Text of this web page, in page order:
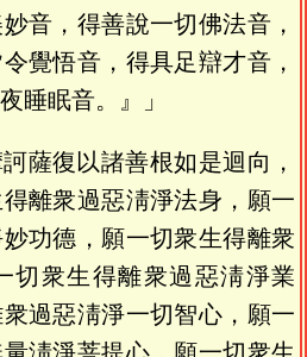
音，得善說一切佛法音，
覺悟音，得具足辯才音，
睡眠音。』」
訶薩復以諸善根如是迴向，
離衆過惡淸淨法身，願一
功德，願一切衆生得離衆
切衆生得離衆過惡淸淨業
過惡淸淨一切智心，願一